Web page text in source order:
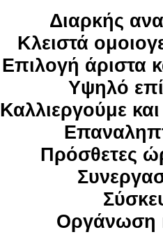
Διαρ­κής
Κλει­στά
Επι­λο­γή άρι­στα
Υψηλό
Καλ­λιερ­γού­με
Πρό­σθε­τες
Ορ­γά­νω­ση